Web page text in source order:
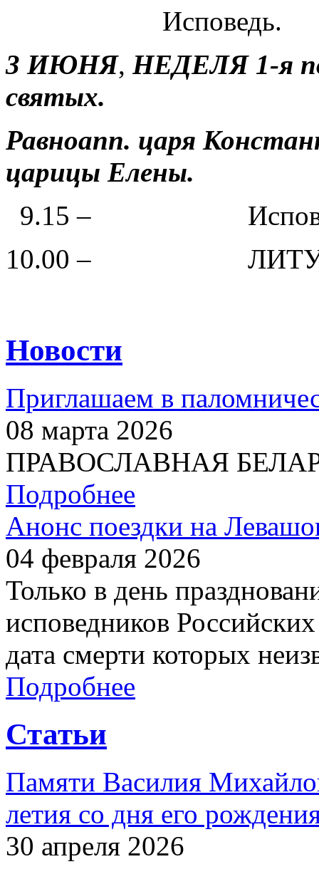
Исповедь.
3 ИЮНЯ, НЕДЕЛЯ 1-я
святых.
Равноапп. царя
царицы Елены.
9.15 –
10.00 –
Новости
Приглашаем в
08 марта 2026
ПРАВОСЛАВНАЯ
Подробнее
Анонс поездки на
04 февраля 2026
Только в день
исповедников
дата смерти которых
Подробнее
Статьи
Памяти Василия
летия со дня его
30 апреля 2026